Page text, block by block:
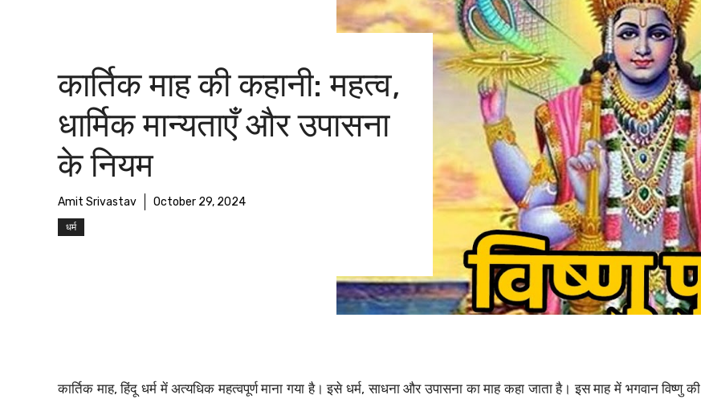
कार्तिक माह की कहानी: महत्व,
धार्मिक मान्यताएँ और उपासना
के नियम
Amit Srivastav October 29, 2024
धर्म
कार्तिक माह, हिंदू धर्म में अत्यधिक महत्वपूर्ण माना गया है। इसे धर्म, साधना और उपासना का माह कहा जाता है। इस माह में भगवान विष्णु की